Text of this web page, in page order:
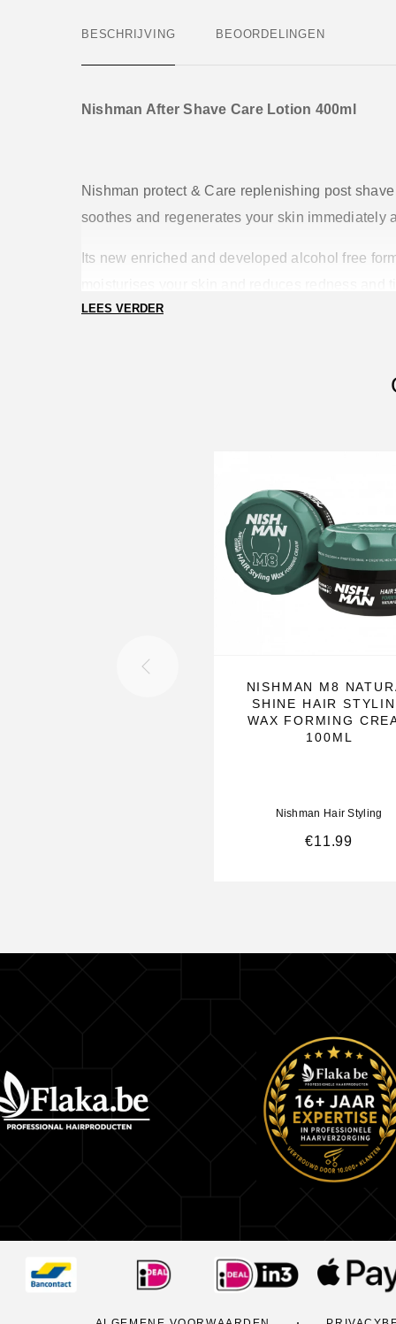
BESCHRIJVING BEOORDELINGEN
Nishman After Shave Care Lotion 400ml
Nishman protect & Care replenishing post
soothes and regenerates your skin immediately
Its new enriched and developed alcohol free
skin is smooth and protected and feels
LEES VERDER
NISHMAN M8
SHINE HAIR
WAX FORMING
100ML
Nishman Hair Styling
€11.99